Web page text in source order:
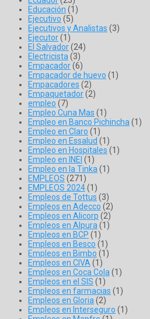
Educación (1)
Ejecutivo (5)
Ejecutivos y Analistas (3)
Ejecutor(1)
El Salvador(24)
Electricista(3)
Empacador(6)
Empacador de huevo (1)
Empacadores (2)
Empaquetador(2)
empleo (7)
Empleo Cuna Mas (1)
Empleo en Banco Pichincha(1)
Empleo en Claro (1)
Empleo en Essalud (1)
Empleo en Hospitales (1)
Empleo en INEI (1)
Empleo en la Tinka(1)
EMPLEOS (271)
EMPLEOS 2024(1)
Empleos de Tottus (3)
Empleos en Adecco (2)
Empleos en Alicorp (2)
Empleos en Alpura(1)
Empleos en BCP (1)
Empleos en Besco (1)
Empleos en Bimbo (1)
Empleos en CIVA(1)
Empleos en Coca Cola(1)
Empleos en el SIS (1)
Empleos en farmacias (1)
Empleos en Gloria(2)
Empleos en Interseguro (1)